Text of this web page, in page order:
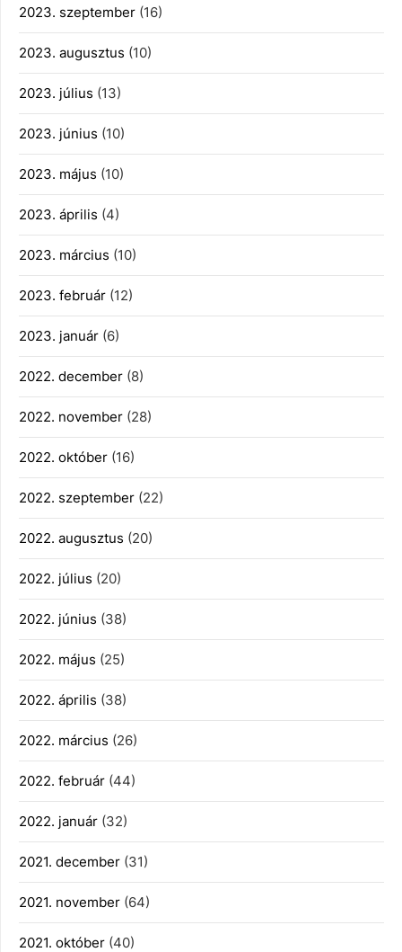
2023. szeptember (16)
2023. augusztus (10)
2023. július (13)
2023. június (10)
2023. május (10)
2023. április (4)
2023. március (10)
2023. február (12)
2023. január (6)
2022. december (8)
2022. november (28)
2022. október (16)
2022. szeptember (22)
2022. augusztus (20)
2022. július (20)
2022. június (38)
2022. május (25)
2022. április (38)
2022. március (26)
2022. február (44)
2022. január (32)
2021. december (31)
2021. november (64)
2021. október (40)